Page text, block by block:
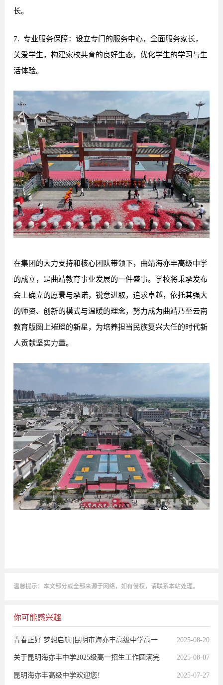
长。
7. 专业服务保障：设立专门的服务中心，全面服务家长，
关爱学生，构建家校共育的良好生态，优化学生的学习与生
活体验。
在集团的大力支持和核心团队带领下，曲靖海亦丰高级中学
的成立，是曲靖教育事业发展的一件盛事。学校将秉承发布
会上确立的愿景与承诺，锐意进取，追求卓越，依托其强大
的师资、创新的模式与温暖的理念，努力成为曲靖乃至云南
教育版图上璀璨的新星，为培养担当民族复兴大任的时代新
人贡献坚实力量。
温馨提示：本文部分或全部来源于网络，如有侵权，请联系本站处理。
你可能感兴趣
青春正好 梦想启航||昆明市海亦丰高级中学高一
新生报到须知
2025-08-20
关于昆明海亦丰中学2025级高一招生工作圆满完
成的声明
2025-08-07
昆明海亦丰高级中学欢迎您！ 2025-07-27